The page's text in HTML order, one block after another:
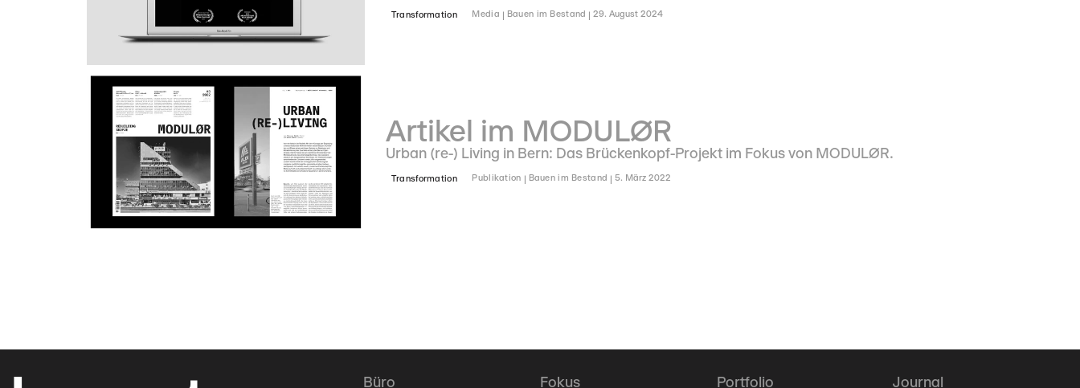
Transformation Media Bauen im Bestand 29. August 2024
Artikel im MODULØR
Urban (re-) Living in Bern: Das Brückenkopf-Projekt im Fokus von MODULØR.
Transformation Publikation Bauen im Bestand 5. März 2022
Büro Fokus Portfolio Journal